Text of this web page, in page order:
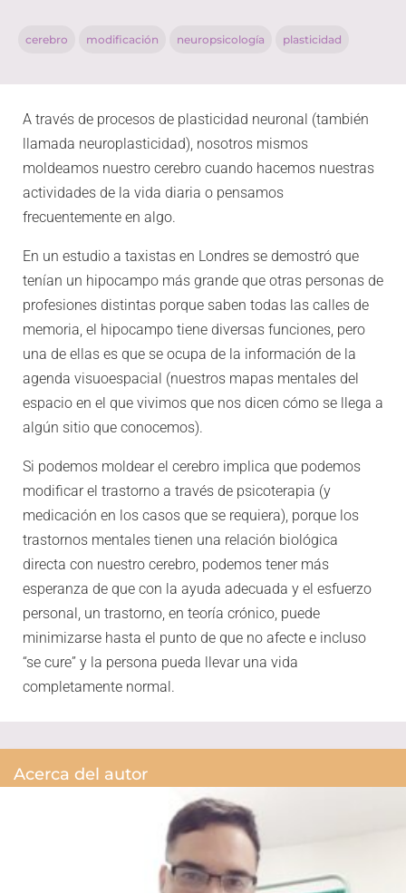
cerebro modificación neuropsicología plasticidad
A través de procesos de plasticidad neuronal (también
llamada neuroplasticidad), nosotros mismos
moldeamos nuestro cerebro cuando hacemos nuestras
actividades de la vida diaria o pensamos
frecuentemente en algo.
En un estudio a taxistas en Londres se demostró que
tenían un hipocampo más grande que otras personas de
profesiones distintas porque saben todas las calles de
memoria, el hipocampo tiene diversas funciones, pero
una de ellas es que se ocupa de la información de la
agenda visuoespacial (nuestros mapas mentales del
espacio en el que vivimos que nos dicen cómo se llega a
algún sitio que conocemos).
Si podemos moldear el cerebro implica que podemos
modificar el trastorno a través de psicoterapia (y
medicación en los casos que se requiera), porque los
trastornos mentales tienen una relación biológica
directa con nuestro cerebro, podemos tener más
esperanza de que con la ayuda adecuada y el esfuerzo
personal, un trastorno, en teoría crónico, puede
minimizarse hasta el punto de que no afecte e incluso
“se cure” y la persona pueda llevar una vida
completamente normal.
Acerca del autor